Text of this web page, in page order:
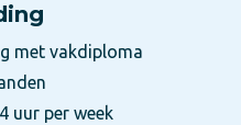
met vakdiploma
uur per week